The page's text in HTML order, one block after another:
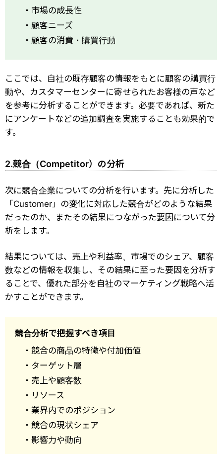
・市場の成長性
・顧客ニーズ
・顧客の消費・購買行動
ここでは、自社の既存顧客の情報をもとに顧客の購買行
動や、カスタマーセンターに寄せられたお客様の声など
を参考に分析することができます。必要であれば、新た
にアンケートなどの追加調査を実施することも効果的で
す。
2.競合（Competitor）の分析
次に競合企業についての分析を行います。先に分析した
「Customer」の変化に対応した競合がどのような結果
だったのか、またその結果につながった要因について分
析をします。
結果については、売上や利益率、市場でのシェア、顧客
数などの情報を収集し、その結果に至った要因を分析す
ることで、優れた部分を自社のマーケティング戦略へ活
かすことができます。
競合分析で把握すべき項目
・競合の商品の特徴や付加価値
・ターゲット層
・売上や顧客数
・リソース
・業界内でのポジション
・競合の現状シェア
・影響力や動向